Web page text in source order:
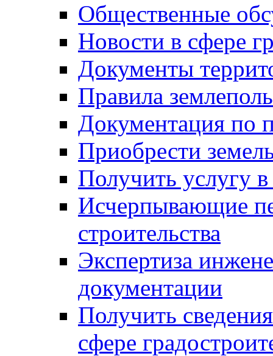
Общественные
Новости в сфере
Документы
Правила
Документация по
Приобрести
Получить услугу в
Исчерпывающие
строительства
Экспертиза
документации
Получить
сфере